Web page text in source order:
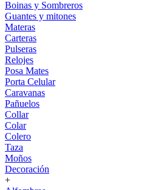
Boinas y Sombreros
Guantes y mitones
Materas
Carteras
Pulseras
Relojes
Posa Mates
Porta Celular
Caravanas
Pañuelos
Collar
Colar
Colero
Taza
Moños
Decoración
+